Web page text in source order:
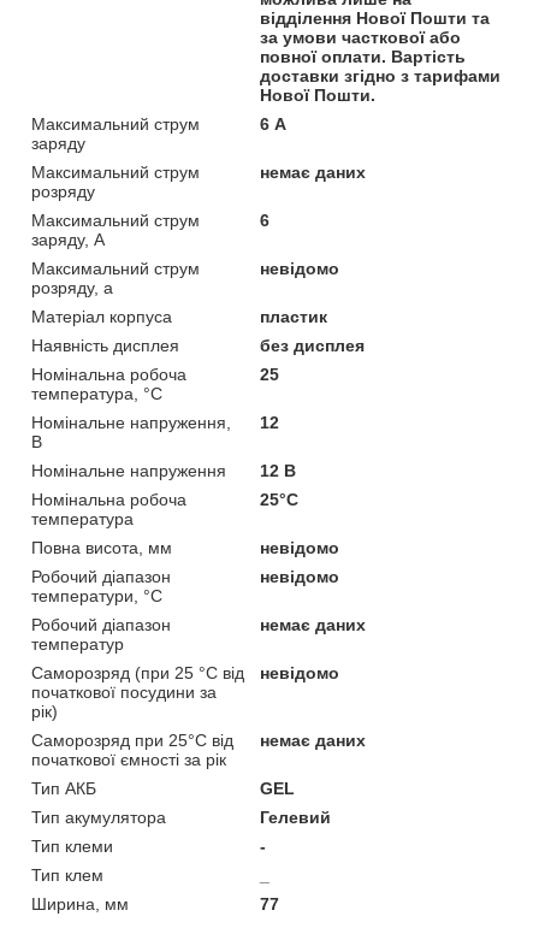
відділення Нової Пошти та
за умови часткової або
повної оплати. Вартість
доставки згідно з тарифами
Нової Пошти.
Максимальний струм
заряду
6 А
Максимальний струм
розряду
немає даних
Максимальний струм
заряду, А
6
Максимальний струм
розряду, а
невідомо
Матеріал корпуса
пластик
Наявність дисплея
без дисплея
Номінальна робоча
температура, °C
25
Номінальне напруження,
В
12
Номінальне напруження
12 В
Номінальна робоча
температура
25°C
Повна висота, мм
невідомо
Робочий діапазон
температури, °C
невідомо
Робочий діапазон
температур
немає даних
Саморозряд (при 25 °C від
початкової посудини за
рік)
невідомо
Саморозряд при 25°C від
початкової ємності за рік
немає даних
Тип АКБ
GEL
Тип акумулятора
Гелевий
Тип клеми
-
Тип клем
Ширина, мм
77